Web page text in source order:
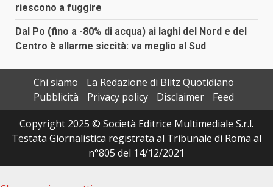
riescono a fuggire
Dal Po (fino a -80% di acqua) ai laghi del Nord e del
Centro è allarme siccità: va meglio al Sud
Chi siamo
La Redazione di Blitz Quotidiano
Pubblicità
Privacy policy Disclaimer
Feed
Copyright 2025 © Società Editrice Multimediale S.r.l.
Testata Giornalistica registrata al Tribunale di Roma al
n°805 del 14/12/2021